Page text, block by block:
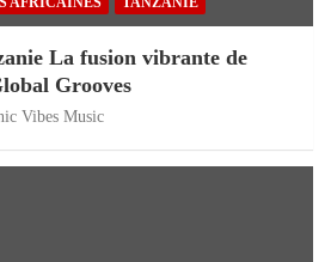
La fusion vibrante de
Grooves
Vibes Music